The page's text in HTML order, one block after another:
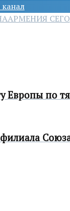
АРМЕНИЯ
Европы по